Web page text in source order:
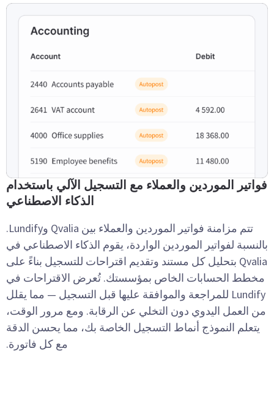
فواتير الموردين والعملاء مع التسجيل الآلي باستخدام
الذكاء الاصطناعي
تتم مزامنة فواتير الموردين والعملاء بين Qvalia وLundify.
بالنسبة لفواتير الموردين الواردة، يقوم الذكاء الاصطناعي في
Qvalia بتحليل كل مستند وتقديم اقتراحات للتسجيل بناءً على
مخطط الحسابات الخاص بمؤسستك. تُعرض الاقتراحات في
Lundify للمراجعة والموافقة عليها قبل التسجيل — مما يقلل
من العمل اليدوي دون التخلي عن الرقابة. ومع مرور الوقت،
يتعلم النموذج أنماط التسجيل الخاصة بك، مما يحسن الدقة
مع كل فاتورة.